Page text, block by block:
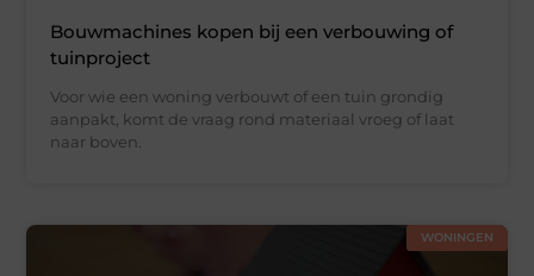
Bouwmachines kopen bij een verbouwing of
tuinproject
Voor wie een woning verbouwt of een tuin grondig
aanpakt, komt de vraag rond materiaal vroeg of laat
naar boven.
WONINGEN